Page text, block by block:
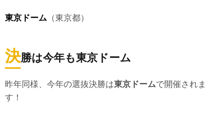
東京ドーム （東京都）
決勝は今年も東京ドーム
昨年同様、今年の選抜決勝は東京ドームで開催されま
す！